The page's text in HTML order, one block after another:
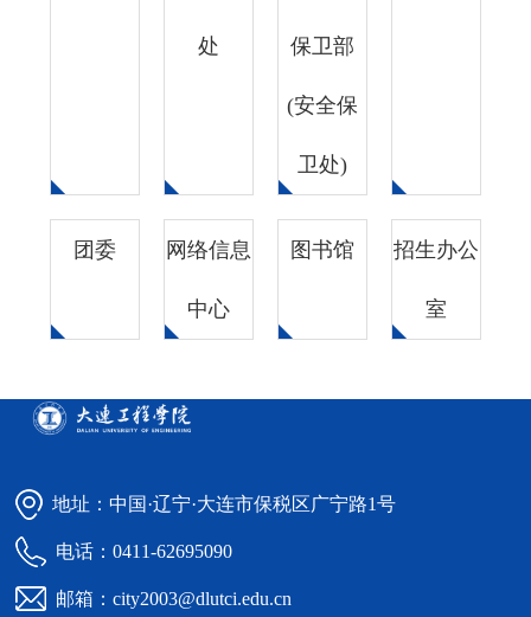
处 保卫部
(安全保
卫处)
团委 网络信息
中心
图书馆 招生办公
室
地址：中国·辽宁·大连市保税区广宁路1号
电话：0411-62695090
邮箱：city2003@dlutci.edu.cn